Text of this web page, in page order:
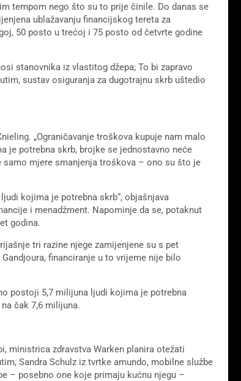
tempom nego što su to prije činile. Do danas se
ublažavanju financijskog tereta za
50 posto u trećoj i 75 posto od četvrte godine
stanovnika iz vlastitog džepa; To bi zapravo
sustav osiguranja za dugotrajnu skrb uštedio
„Ograničavanje troškova kupuje nam malo
je potrebna skrb, brojke se jednostavno neće
samo mjere smanjenja troškova – ono su što je
kojima je potrebna skrb“, objašnjava
i menadžment. Napominje da se, potaknut
godina.
tri razine njege zamijenjene su s pet
financiranje u to vrijeme nije bilo
postoji 5,7 milijuna ljudi kojima je potrebna
čak 7,6 milijuna.
ministrica zdravstva Warken planira otežati
Sandra Schulz iz tvrtke amundo, mobilne službe
– posebno one koje primaju kućnu njegu –